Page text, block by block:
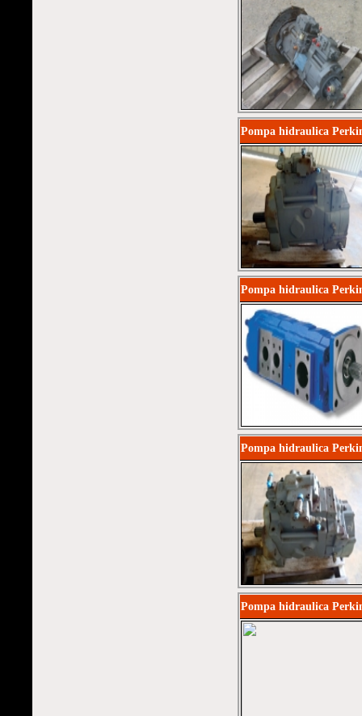
Pompa hidraulica
Pompa hidraulica
Pompa hidraulica
Pompa hidraulica